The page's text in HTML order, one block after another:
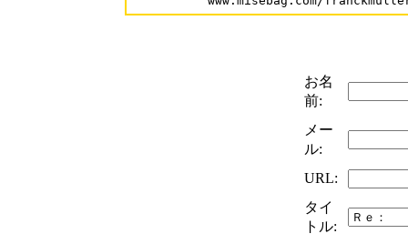
お名
前:
メー
ル:
URL:
タイ
トル: